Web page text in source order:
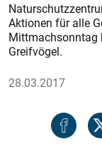
Aktionen für alle
Mittmachsonntag
Greifvögel.
28.03.2017